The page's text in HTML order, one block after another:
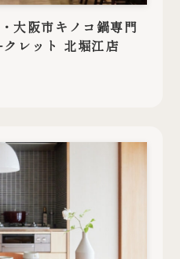
大阪市キノコ鍋専門
レット 北堀江店